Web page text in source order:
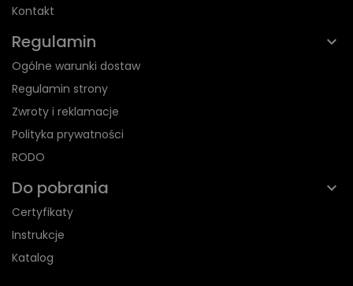
Kontakt
Regulamin
Ogólne warunki dostaw
Regulamin strony
Zwroty i reklamacje
Polityka prywatności
RODO
Do pobrania
Certyfikaty
Instrukcje
Katalog